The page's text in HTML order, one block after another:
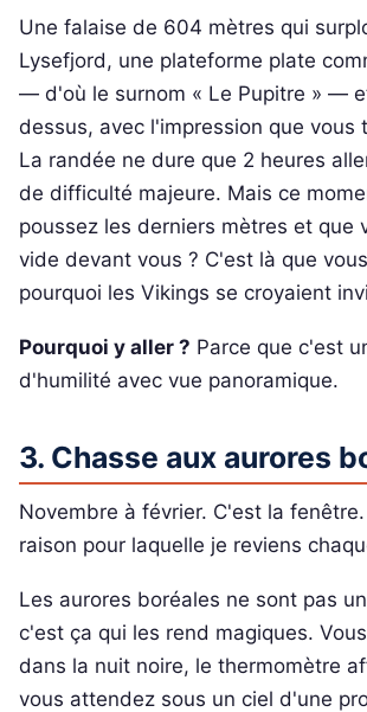
Une falaise de 604 mètres qui
Lysefjord, une plateforme plate
— d'où le surnom « Le Pupitre » —
dessus, avec l'impression que vous
La randée ne dure que 2 heures
de difficulté majeure. Mais ce
poussez les derniers mètres et que
vide devant vous ? C'est là que
pourquoi les Vikings se croyaient
Pourquoi y aller ? Parce que c'est
d'humilité avec vue panoramique.
3. Chasse aux aurores
Novembre à février. C'est la
raison pour laquelle je reviens
Les aurores boréales ne sont pas
c'est ça qui les rend magiques.
dans la nuit noire, le thermomètre
vous attendez sous un ciel d'une